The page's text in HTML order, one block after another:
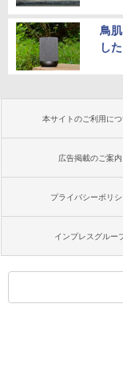
鳥
した
本サイトのご利用につ
広告掲載のご案内
プライバシーポリシ
インプレスグルー